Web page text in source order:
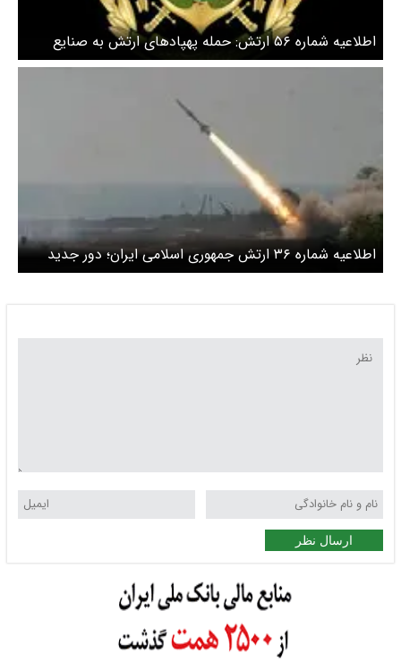
اطلاعیه شماره ۵۶ ارتش: حمله پهپادهای ارتش به صنایع
پتروشیمی اسرائیل و مقر نظامیان ارتش تروریستی آمریکا
اطلاعیه شماره ۳۶ ارتش جمهوری اسلامی ایران؛ دور جدید
حملات پهپادی به محل استقرار سوخت‌رسان‌ها
ارسال نظر